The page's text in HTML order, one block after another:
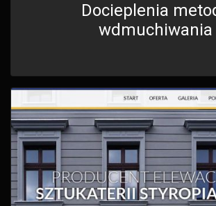
Docieplenia
wdmuchiwania